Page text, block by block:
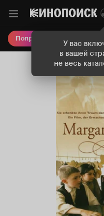
У вас
в вашей
не весь
Попробовать Плюс